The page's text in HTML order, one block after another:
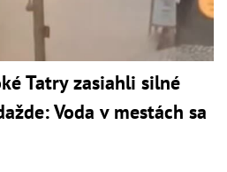
Tatry zasiahli silné
Voda v mestách sa